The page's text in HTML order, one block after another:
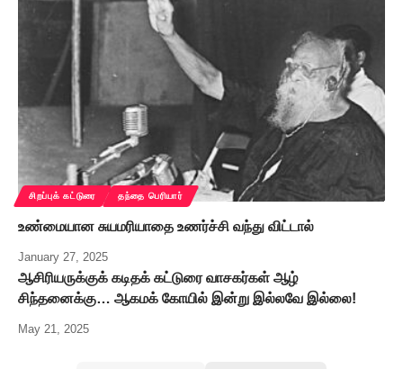
சிறப்புக் கட்டுரை தந்தை பெரியார்
உண்மையான சுயமரியாதை உணர்ச்சி வந்து விட்டால்
January 27, 2025
ஆசிரியருக்குக் கடிதக் கட்டுரை வாசகர்கள் ஆழ்
சிந்தனைக்கு… ஆகமக் கோயில் இன்று இல்லவே இல்லை!
May 21, 2025